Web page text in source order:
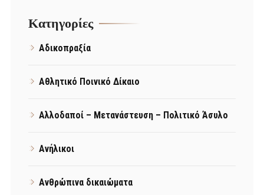
Kατηγορίες
Αδικοπραξία
Αθλητικό Ποινικό Δίκαιο
Αλλοδαποί – Μετανάστευση – Πολιτικό Άσυλο
Ανήλικοι
Ανθρώπινα δικαιώματα